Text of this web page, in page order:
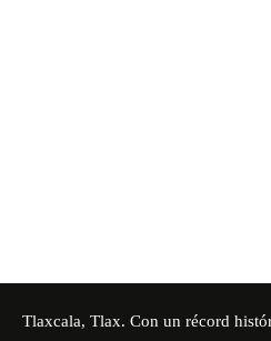
Tlaxcala, Tlax. Con un récord